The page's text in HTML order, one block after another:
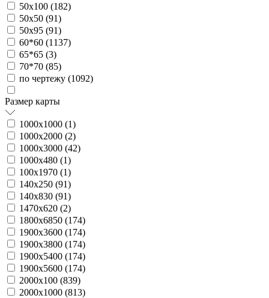
50х100 (182)
50х50 (91)
50х95 (91)
60*60 (1137)
65*65 (3)
70*70 (85)
по чертежу (1092)
Размер карты
1000х1000 (1)
1000х2000 (2)
1000х3000 (42)
1000х480 (1)
100х1970 (1)
140х250 (91)
140х830 (91)
1470х620 (2)
1800х6850 (174)
1900х3600 (174)
1900х3800 (174)
1900х5400 (174)
1900х5600 (174)
2000х100 (839)
2000х1000 (813)